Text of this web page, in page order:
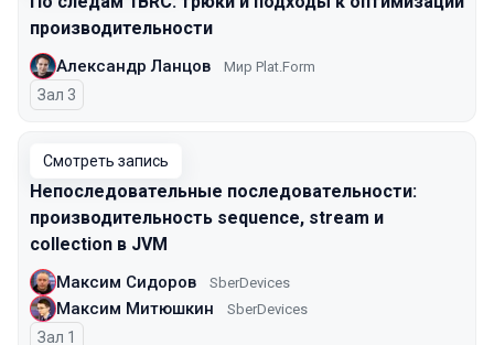
производительности
Александр Ланцов Мир Plat.Form
Зал 3
Смотреть запись
Непоследовательные последовательности:
производительность sequence, stream и
collection в JVM
Максим Сидоров SberDevices
Максим Митюшкин SberDevices
Зал 1